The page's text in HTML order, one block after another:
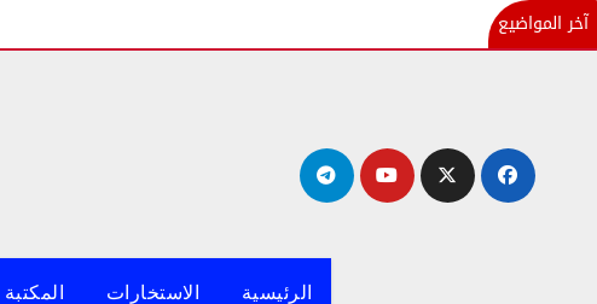
آخر المواضيع
الرئيسية الاستخارات المكتبة